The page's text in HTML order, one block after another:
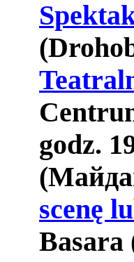
(
godz.
scenę
Basara